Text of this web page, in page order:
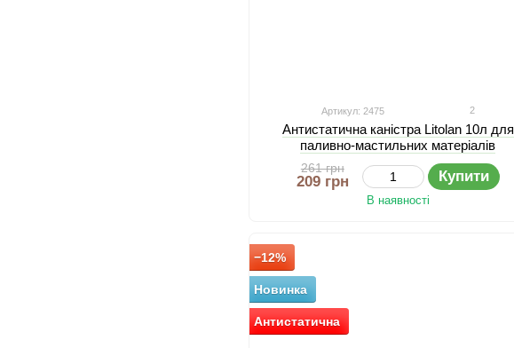
Артикул: 2475 2
Антистатична каністра Litolan 10л для
паливно-мастильних матеріалів
261 грн
209 грн Купити
В наявності
−12%
Новинка
Антистатична